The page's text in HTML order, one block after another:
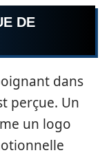
DE
dans
perçue. Un
un logo